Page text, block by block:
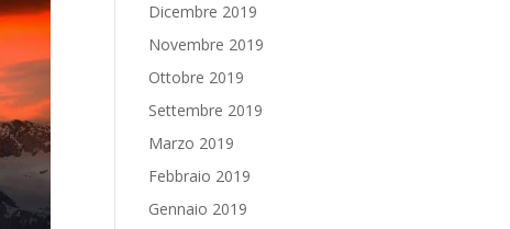
Dicembre 2019
Novembre 2019
Ottobre 2019
Settembre 2019
Marzo 2019
Febbraio 2019
Gennaio 2019